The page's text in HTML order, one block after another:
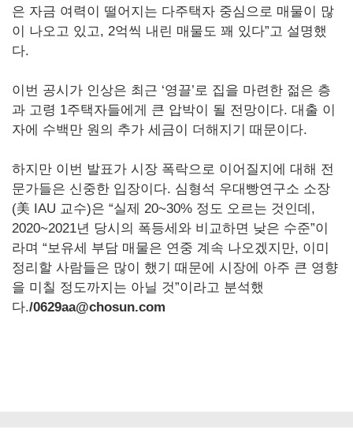
은 자금 여력이 떨어지는 다주택자 중심으로 매물이 많
이 나오고 있고, 2억씩 내린 매물도 꽤 있다”고 설명했
다.
이번 공시가 인상은 최근 ‘영끌’로 집을 마련한 젊은 층
과 고령 1주택자들에게 큰 압박이 될 전망이다. 대출 이
자에 수백만 원의 추가 세금이 더해지기 때문이다.
하지만 이번 발표가 시장 폭락으로 이어질지에 대해 전
문가들은 신중한 입장이다. 심형석 우대빵연구소 소장
(美 IAU 교수)은 “실제 20~30% 정도 오르는 것인데,
2020~2021년 당시의 폭등세와 비교하면 낮은 수준”이
라며 “보유세 부담 매물은 연중 계속 나오겠지만, 이미
정리할 사람들은 많이 했기 때문에 시장에 아주 큰 영향
을 미칠 정도까지는 아닐 것”이라고 분석했
다./0629aa@chosun.com